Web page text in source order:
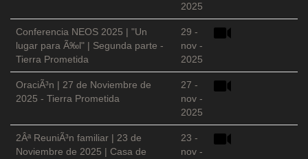
2025
Conferencia NEOS 2025 | "Un
lugar para Ã‰l" | Segunda parte -
Tierra Prometida
29 -
nov -
2025
OraciÃ³n | 27 de Noviembre de
2025 - Tierra Prometida
27 -
nov -
2025
2Âª ReuniÃ³n familiar | 23 de
Noviembre de 2025 | Casa de
23 -
nov -